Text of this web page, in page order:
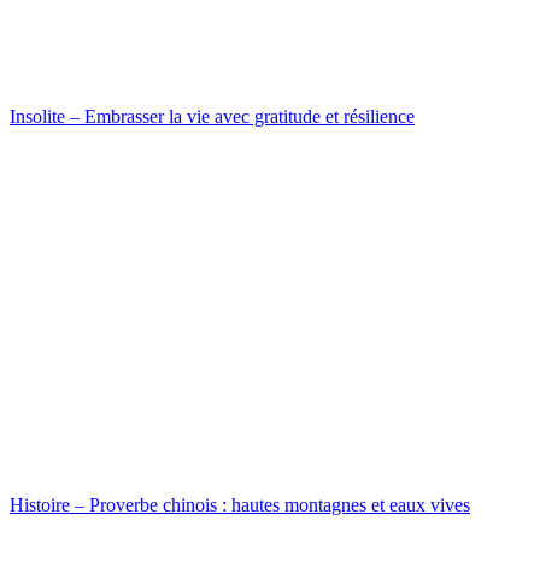
Insolite – Embrasser la vie avec gratitude et résilience
Histoire – Proverbe chinois : hautes montagnes et eaux vives